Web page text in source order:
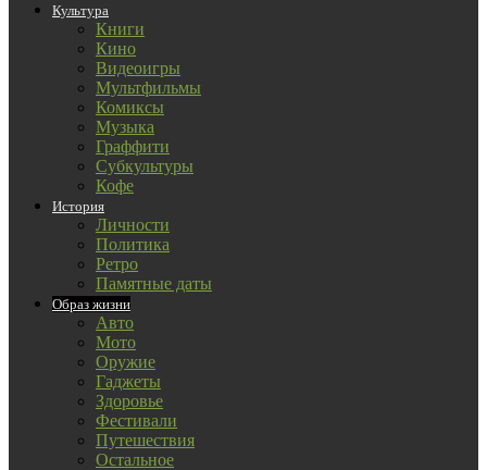
Культура
Книги
Кино
Видеоигры
Мультфильмы
Комиксы
Музыка
Граффити
Субкультуры
Кофе
История
Личности
Политика
Ретро
Памятные даты
Образ жизни
Авто
Мото
Оружие
Гаджеты
Здоровье
Фестивали
Путешествия
Остальное